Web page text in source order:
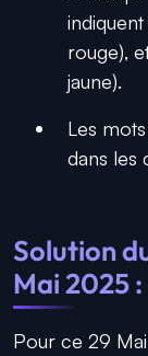
rouge),
jaune).
Les
dans les
Solution
Mai 2025
Pour ce 29